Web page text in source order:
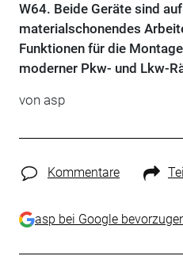
W64. Beide Geräte sind
materialschonendes
Funktionen für die
moderner Pkw- und Lkw-
von asp
Kommentare
asp bei Google